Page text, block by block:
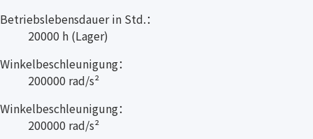
Betriebslebensdauer in Std.：
20000 h (Lager)
Winkelbeschleunigung：
200000 rad/s²
Winkelbeschleunigung：
200000 rad/s²